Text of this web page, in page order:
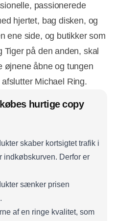
passionerede
hjertet, bag disken, og
ene side, og butikker som
på den anden, skal
øjnene åbne og tungen
afslutter Michael Ring.
hurtige copy
skaber kortsigtet trafik i
indkøbskurven. Derfor er
sænker prisen
af en ringe kvalitet, som